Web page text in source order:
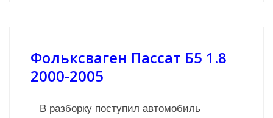
Фольксваген Пассат Б5 1.8
2000-2005
В разборку поступил автомобиль